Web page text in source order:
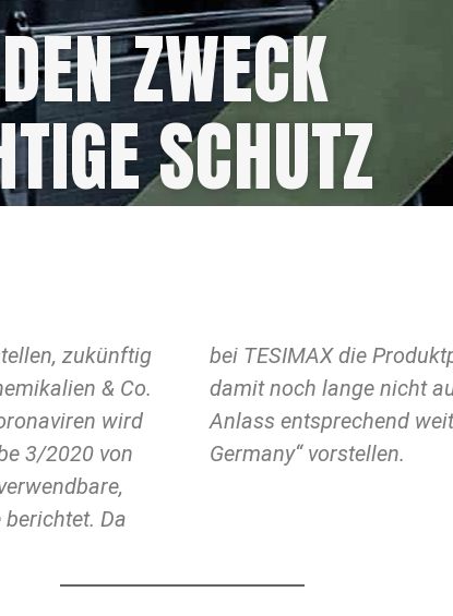
ZWECK
SCHUTZ
zukünftig
& Co.
wird
3/2020 von
Da
auf Covid-19
wir dem
„made in
Germany“ vorstellen.